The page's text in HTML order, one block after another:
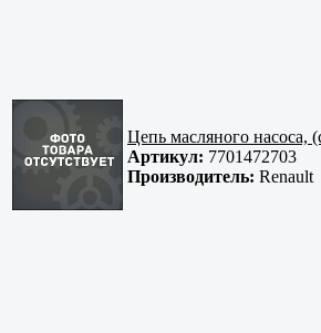
Цепь масляного насоса,
Артикул: 7701472703
Производитель: Renault